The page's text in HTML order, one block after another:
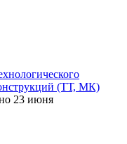
(ТТ, МК)
23 июня